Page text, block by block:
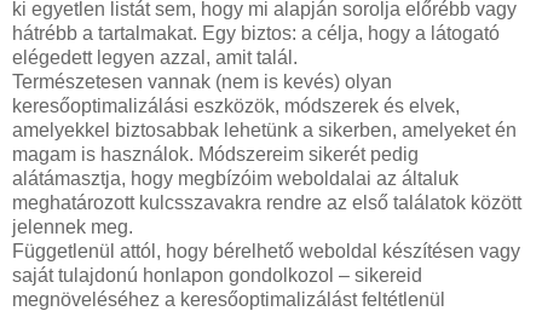
ki egyetlen listát sem, hogy mi alapján sorolja előrébb vagy
hátrébb a tartalmakat. Egy biztos: a célja, hogy a látogató
elégedett legyen azzal, amit talál.
Természetesen vannak (nem is kevés) olyan
keresőoptimalizálási eszközök, módszerek és elvek,
amelyekkel biztosabbak lehetünk a sikerben, amelyeket én
magam is használok. Módszereim sikerét pedig
alátámasztja, hogy megbízóim weboldalai az általuk
meghatározott kulcsszavakra rendre az első találatok között
jelennek meg.
Függetlenül attól, hogy bérelhető weboldal készítésen vagy
saját tulajdonú honlapon gondolkozol – sikereid
megnöveléséhez a keresőoptimalizálást feltétlenül